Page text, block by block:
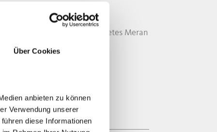
Über Cookies
anbieten zu können
Verwendung unserer
diese Informationen
Brunnen des Gemeindegebietes Meran